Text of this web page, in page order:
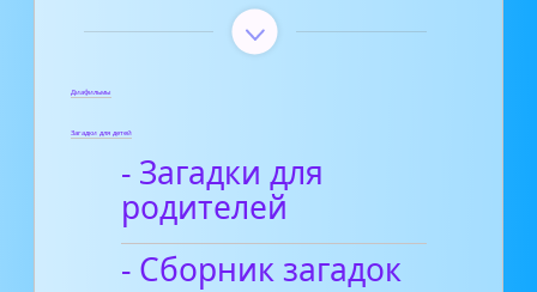
Диафильмы
Загадки для детей
- Загадки для
родителей
- Сборник загадок